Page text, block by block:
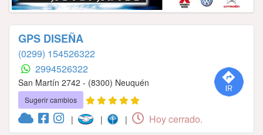
GPS DISEÑA
(0299) 154526322
2994526322
San Martín 2742 - (8300) Neuquén
Sugerir cambios
| | | Hoy cerrado.